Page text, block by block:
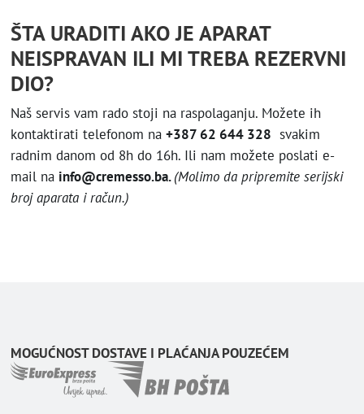
ŠTA URADITI AKO JE APARAT
NEISPRAVAN ILI MI TREBA REZERVNI
DIO?
Naš servis vam rado stoji na raspolaganju. Možete ih
kontaktirati telefonom na +387 62 644 328 svakim
radnim danom od 8h do 16h. Ili nam možete poslati e-
mail na info@cremesso.ba.(Molimo da pripremite serijski
broj aparata i račun.)
MOGUĆNOST DOSTAVE I PLAĆANJA POUZEĆEM